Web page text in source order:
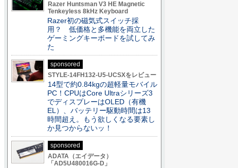
Razer Huntsman V3 HE Magnetic
Tenkeyless 8kHz Keyboard
Razer初の磁気式スイッチ採
用？ 低価格と多機能を両立した
ゲーミングキーボードを試してみ
た
sponsored
STYLE-14FH132-U5-UCSXをレビュー
14型で約0.84kgの超軽量モバイル
PC！CPUはCore Ultraシリーズ3
でディスプレーはOLED（有機
EL）、バッテリー駆動時間は13
時間超え。もう欲しくなる要素し
か見つからないッ！
sponsored
ADATA（エイデータ）
「AD5U480016G-D」